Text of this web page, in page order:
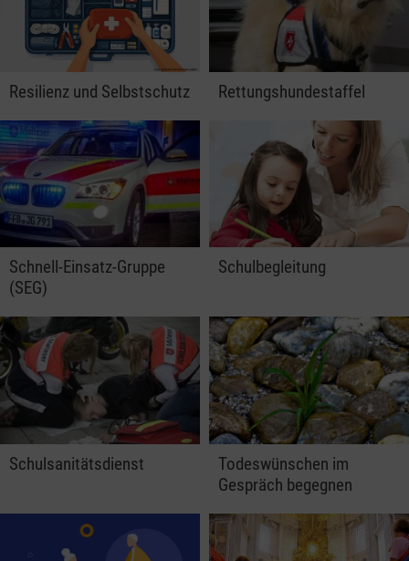
Resilienz und Selbstschutz Rettungshundestaffel
Schnell-Einsatz-Gruppe
(SEG)
Schulbegleitung
Schulsanitätsdienst
Todeswünschen im
Gespräch begegnen